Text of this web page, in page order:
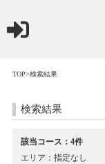
TOP>検索結果
検索結果
該当コース：4件
エリア：指定なし